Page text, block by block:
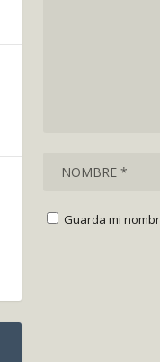
Guarda mi